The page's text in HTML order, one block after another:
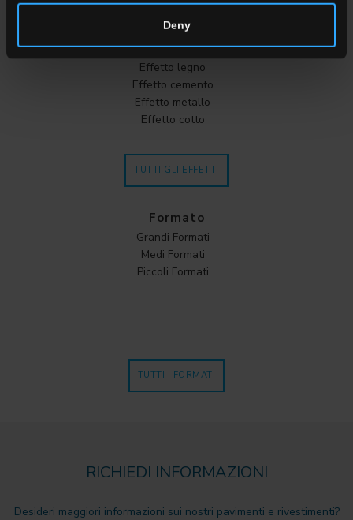
Deny
Effetto Marmo
Effetto pietra
Effetto legno
Effetto cemento
Effetto metallo
Effetto cotto
TUTTI GLI EFFETTI
Formato
Grandi Formati
Medi Formati
Piccoli Formati
TUTTI I FORMATI
RICHIEDI INFORMAZIONI
Desideri maggiori informazioni sui nostri pavimenti e rivestimenti?